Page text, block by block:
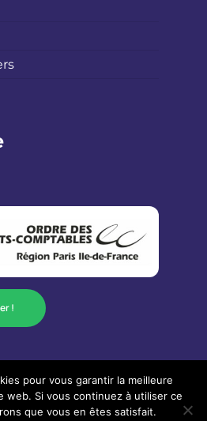
!
Qontum|Mentions
pour vous garantir la meilleure
web. Si vous continuez à utiliser ce
que vous en êtes satisfait.